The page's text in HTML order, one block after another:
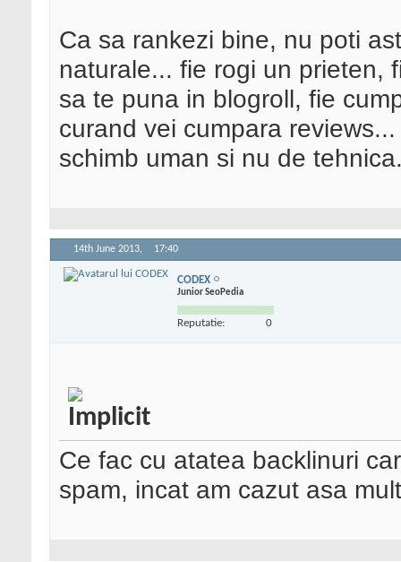
Ca sa rankezi bine, nu poti
naturale... fie rogi un prieten,
sa te puna in blogroll, fie
curand vei cumpara
schimb uman si nu de
14th June 2013, 17:40
CODEX
Junior SeoPedia
Reputatie: 0
Ce fac cu atatea backlinuri
spam, incat am cazut asa